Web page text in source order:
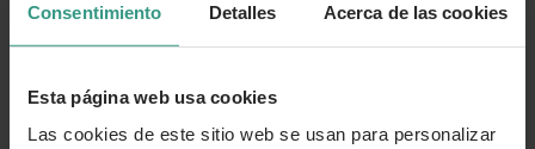
Consentimiento Detalles Acerca de las cookies
Esta página web usa cookies
Las cookies de este sitio web se usan para personalizar